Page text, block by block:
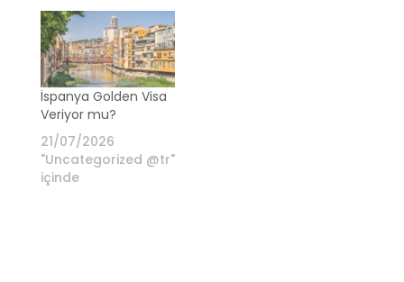
İspanya Golden Visa
Veriyor mu?
21/07/2026
"Uncategorized @tr"
içinde